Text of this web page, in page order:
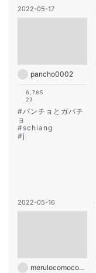
2022-05-17
pancho0002
6,785
23
#パンチョとガバチ
ョ
#schiang
#j
2022-05-16
merulocomocodon